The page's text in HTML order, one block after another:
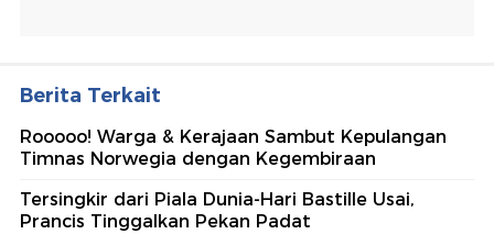
Berita Terkait
Rooooo! Warga & Kerajaan Sambut Kepulangan
Timnas Norwegia dengan Kegembiraan
Tersingkir dari Piala Dunia-Hari Bastille Usai,
Prancis Tinggalkan Pekan Padat